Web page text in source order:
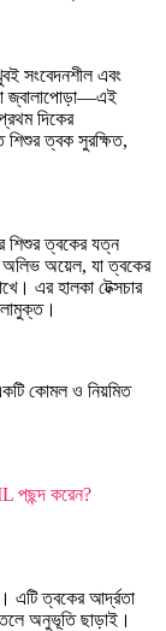
সংবেদনশীল এবং
জ্বালাপোড়া—এই
দিকের
ত্বক সুরক্ষিত,
ত্বকের যত্ন
অলিভ অয়েল, যা ত্বকের
এর হালকা টেক্সচার
কোমল ও নিয়মিত
পছন্দ করেন?
এটি ত্বকের আর্দ্রতা
অনুভূতি ছাড়াই।